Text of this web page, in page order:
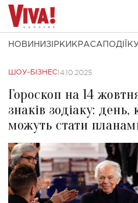
НОВИНИ ЗІРКИ КРАСА ПОДІЇ
ШОУ-БІЗНЕС14.10.2025
Гороскоп на 14
знаків зодіаку: день,
можуть стати